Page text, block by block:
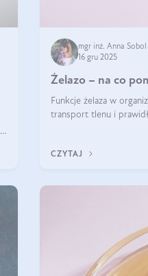
mgr inż. Anna Sobol
16 gru 2025
Żelazo – na co
Funkcje żelaza w
transport tlenu i
etapie życia.
CZYTAJ